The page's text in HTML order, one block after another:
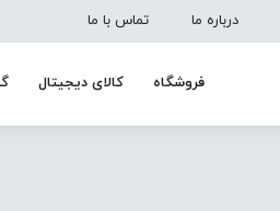
درباره ما تماس با ما
فروشگاه کالای دیجیتال